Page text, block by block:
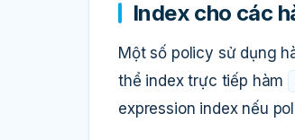
Index cho các
Một số policy sử dụng
thể index trực tiếp hàm
expression index nếu